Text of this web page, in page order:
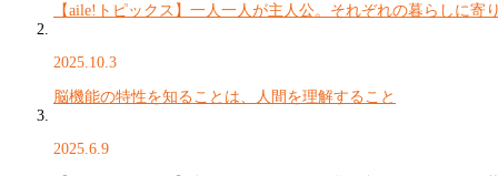
【aile!トピックス】一人一人が主人公。それぞれの暮らしに寄
2025.10.3
脳機能の特性を知ることは、人間を理解すること
2025.6.9